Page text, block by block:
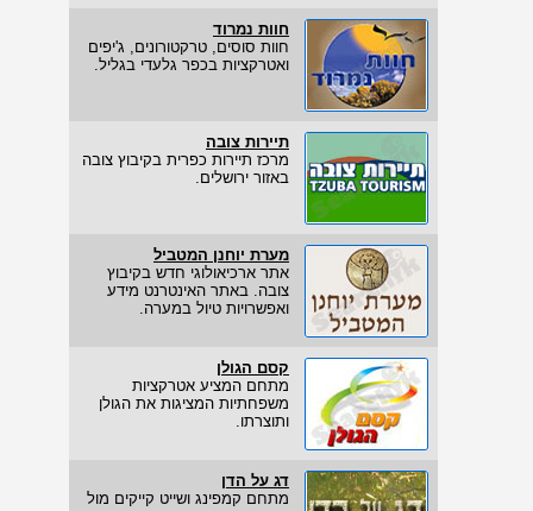
חוות נמרוד
חוות סוסים, טרקטורונים, ג'יפים
ואטרקציות בכפר גלעדי בגליל.
תיירות צובה
מרכז תיירות כפרית בקיבוץ צובה
באזור ירושלים.
מערת יוחנן המטביל
אתר ארכיאולוגי חדש בקיבוץ
צובה. באתר האינטרנט מידע
ואפשרויות טיול במערה.
קסם הגולן
מתחם המציע אטרקציות
משפחתיות המציגות את הגולן
ותוצרתו.
דג על הדן
מתחם קמפינג ושייט קייקים מול